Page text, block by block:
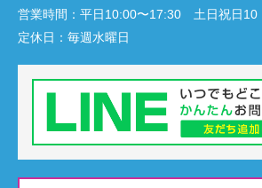
営業時間： 平日10:00〜17:30 土日祝日10
定休日： 毎週水曜日